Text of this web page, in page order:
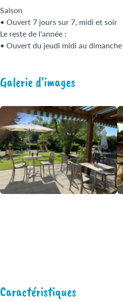
Saison
• Ouvert 7 jours sur 7, midi et soir
Le reste de l'année :
• Ouvert du jeudi midi au
Galerie d'images
Caractéristiques